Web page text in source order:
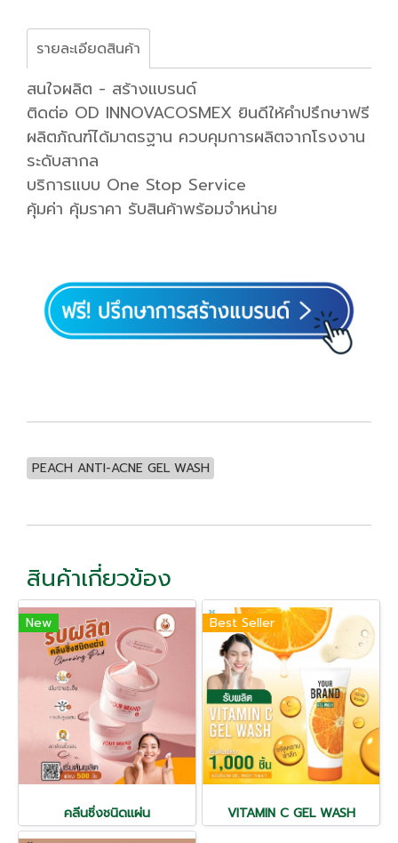
รายละเอียดสินค้า
สนใจผลิต - สร้างแบรนด์
ติดต่อ OD INNOVACOSMEX ยินดีให้คำปรึกษาฟรี
ผลิตภัณฑ์ได้มาตรฐาน ควบคุมการผลิตจากโรงงาน
ระดับสากล
บริการแบบ One Stop Service
คุ้มค่า คุ้มราคา รับสินค้าพร้อมจำหน่าย
PEACH ANTI-ACNE GEL WASH
สินค้าเกี่ยวข้อง
New
คลีนซิ่งชนิดแผ่น
Best Seller
VITAMIN C GEL WASH